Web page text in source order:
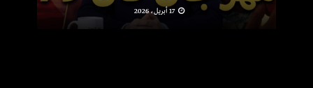
17 أبريل، 2026